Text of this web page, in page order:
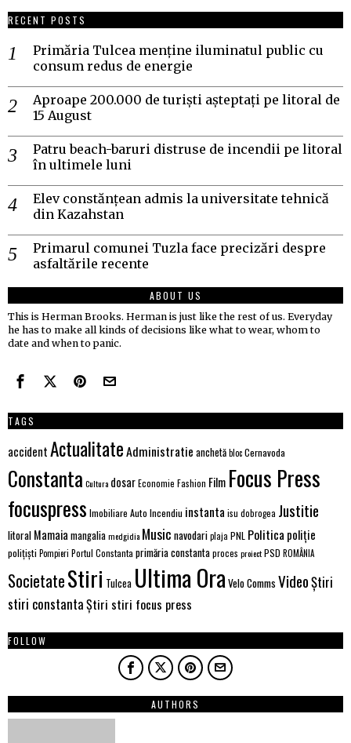
RECENT POSTS
Primăria Tulcea menține iluminatul public cu
consum redus de energie
Aproape 200.000 de turiști așteptați pe litoral de
15 August
Patru beach-baruri distruse de incendii pe litoral
în ultimele luni
Elev constănțean admis la universitate tehnică
din Kazahstan
Primarul comunei Tuzla face precizări despre
asfaltările recente
ABOUT US
This is Herman Brooks. Herman is just like the rest of us. Everyday
he has to make all kinds of decisions like what to wear, whom to
date and when to panic.
TAGS
accidentActualitateAdministratie anchetăblocCernavoda
Constanta Cultura dosarEconomie Fashion Film Focus Press
focuspress Imobiliare Auto Incendiu instanta isu dobrogea Justitie
litoral Mamaia mangaliamedgidia Music navodariplaja PNL Politica poliție
polițiști Pompieri Portul Constanta primăria constantaproces proiectPSD ROMÂNIA
SocietateStiri Tulcea Ultima Ora Velo Comms VideoȘtiri
stiri constantaȘtiri stiri focus press
FOLLOW
AUTHORS